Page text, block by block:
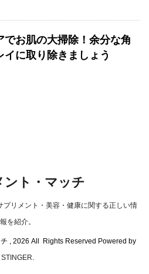
でお肌の大掃除！余分な角
イに取り除きましょう
ント・マッチ
リメント・美容・健康に関する正しい情
報を紹介。
, 2026 All Rights Reserved Powered by
STINGER.